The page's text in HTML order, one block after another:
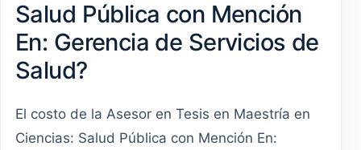
Salud Pública con Mención
En: Gerencia de Servicios de
Salud?
El costo de la Asesor en Tesis en Maestría en
Ciencias: Salud Pública con Mención En: